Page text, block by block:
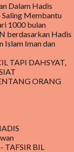
tetapi mereka tetap
gratis tersebut.
cemoohan
ada yang tidak
dilaporkan
menjadi
dari makanan
tetap berjal...
Dalam Hadis
Saling Membantu
1000 bulan
berdasarkan Hadis
Islam Iman dan
TAPI DAHSYAT,
ORANG
TAFSIR BIL